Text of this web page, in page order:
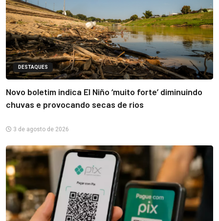
DESTAQUES
Novo boletim indica El Niño ‘muito forte’ diminuindo
chuvas e provocando secas de rios
3 de agosto de 2026